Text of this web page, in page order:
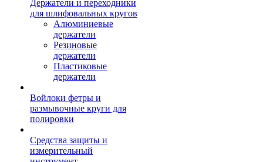
Держатели и переходники
для шлифовальных кругов
Алюминиевые
держатели
Резиновые
держатели
Пластиковые
держатели
Войлоки фетры и
размывочные круги для
полировки
Средства защиты и
измерительный